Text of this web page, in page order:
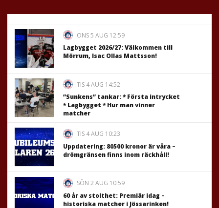
ONS 5 AUG 12:59
Lagbygget 2026/27: Välkommen till
Mörrum, Isac Ollas Mattsson!
TIS 4 AUG 14:52
”Sunkens” tankar: * Första intrycket
* Lagbygget * Hur man vinner
matcher
TIS 4 AUG 10:23
Uppdatering: 80500 kronor är våra –
drömgränsen finns inom räckhåll!
SÖN 2 AUG 10:59
60 år av stolthet: Premiär idag –
historiska matcher i Jössarinken!